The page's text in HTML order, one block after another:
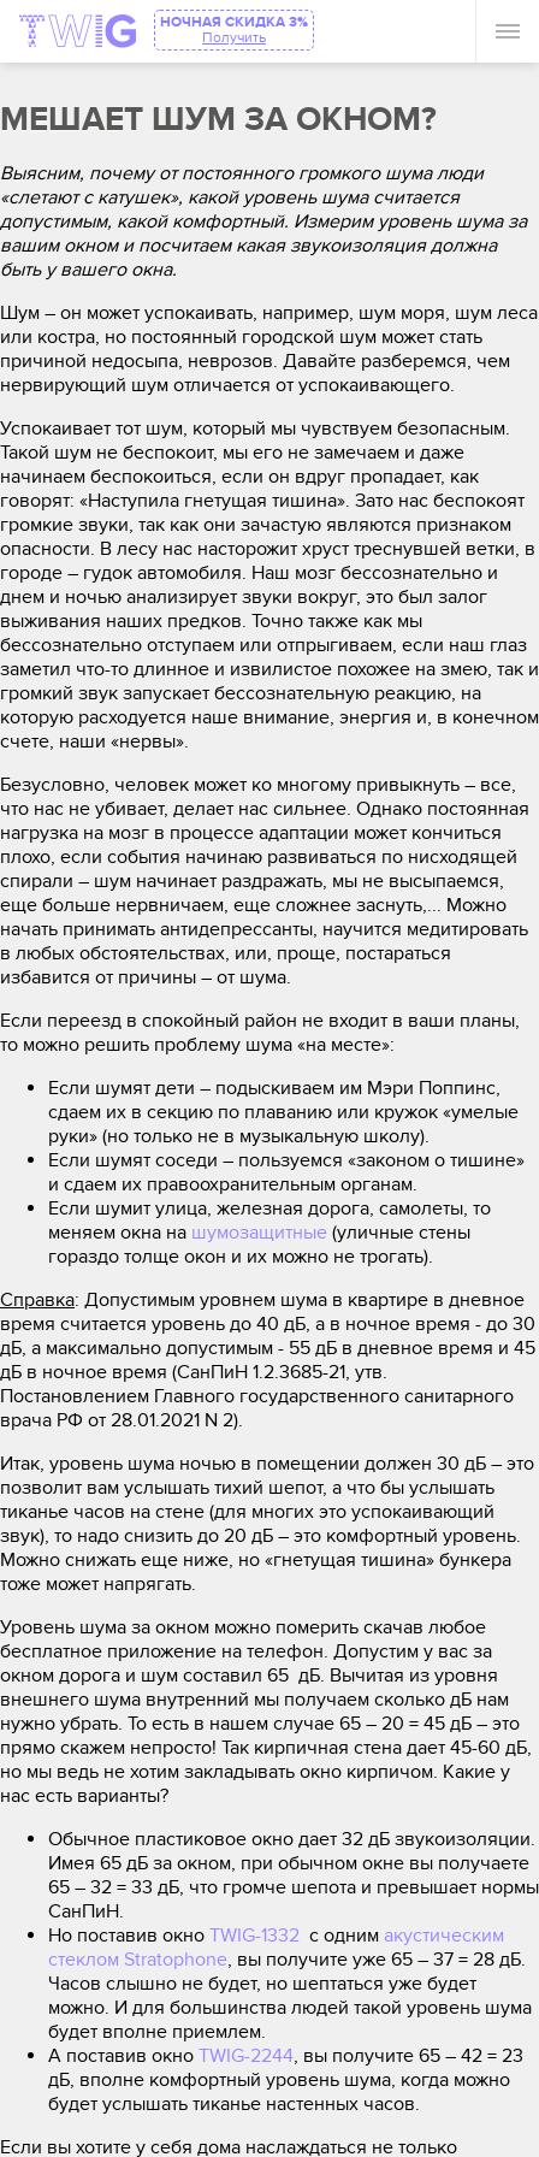
НОЧНАЯ СКИДКА 3%
Получить
МЕШАЕТ ШУМ ЗА ОКНОМ?
Выясним, почему от постоянного громкого шума люди
«слетают с катушек», какой уровень шума считается
допустимым, какой комфортный. Измерим уровень шума за
вашим окном и посчитаем какая звукоизоляция должна
быть у вашего окна.
Шум – он может успокаивать, например, шум моря, шум леса
или костра, но постоянный городской шум может стать
причиной недосыпа, неврозов. Давайте разберемся, чем
нервирующий шум отличается от успокаивающего.
Успокаивает тот шум, который мы чувствуем безопасным.
Такой шум не беспокоит, мы его не замечаем и даже
начинаем беспокоиться, если он вдруг пропадает, как
говорят: «Наступила гнетущая тишина». Зато нас беспокоят
громкие звуки, так как они зачастую являются признаком
опасности. В лесу нас насторожит хруст треснувшей ветки, в
городе – гудок автомобиля. Наш мозг бессознательно и
днем и ночью анализирует звуки вокруг, это был залог
выживания наших предков. Точно также как мы
бессознательно отступаем или отпрыгиваем, если наш глаз
заметил что-то длинное и извилистое похожее на змею, так и
громкий звук запускает бессознательную реакцию, на
которую расходуется наше внимание, энергия и, в конечном
счете, наши «нервы».
Безусловно, человек может ко многому привыкнуть – все,
что нас не убивает, делает нас сильнее. Однако постоянная
нагрузка на мозг в процессе адаптации может кончиться
плохо, если события начинаю развиваться по нисходящей
спирали – шум начинает раздражать, мы не высыпаемся,
еще больше нервничаем, еще сложнее заснуть,... Можно
начать принимать антидепрессанты, научится медитировать
в любых обстоятельствах, или, проще, постараться
избавится от причины – от шума.
Если переезд в спокойный район не входит в ваши планы,
то можно решить проблему шума «на месте»:
Если шумят дети – подыскиваем им Мэри Поппинс,
сдаем их в секцию по плаванию или кружок «умелые
руки» (но только не в музыкальную школу).
Если шумят соседи – пользуемся «законом о тишине»
и сдаем их правоохранительным органам.
Если шумит улица, железная дорога, самолеты, то
меняем окна на шумозащитные (уличные стены
гораздо толще окон и их можно не трогать).
Справка: Допустимым уровнем шума в квартире в дневное
время считается уровень до 40 дБ, а в ночное время - до 30
дБ, а максимально допустимым - 55 дБ в дневное время и 45
дБ в ночное время (СанПиН 1.2.3685-21, утв.
Постановлением Главного государственного санитарного
врача РФ от 28.01.2021 N 2).
Итак, уровень шума ночью в помещении должен 30 дБ – это
позволит вам услышать тихий шепот, а что бы услышать
тиканье часов на стене (для многих это успокаивающий
звук), то надо снизить до 20 дБ – это комфортный уровень.
Можно снижать еще ниже, но «гнетущая тишина» бункера
тоже может напрягать.
Уровень шума за окном можно померить скачав любое
бесплатное приложение на телефон. Допустим у вас за
окном дорога и шум составил 65 дБ. Вычитая из уровня
внешнего шума внутренний мы получаем сколько дБ нам
нужно убрать. То есть в нашем случае 65 – 20 = 45 дБ – это
прямо скажем непросто! Так кирпичная стена дает 45-60 дБ,
но мы ведь не хотим закладывать окно кирпичом. Какие у
нас есть варианты?
Обычное пластиковое окно дает 32 дБ звукоизоляции.
Имея 65 дБ за окном, при обычном окне вы получаете
65 – 32 = 33 дБ, что громче шепота и превышает нормы
СанПиН.
Но поставив окно TWIG-1332 с одним акустическим
стеклом Stratophone, вы получите уже 65 – 37 = 28 дБ.
Часов слышно не будет, но шептаться уже будет
можно. И для большинства людей такой уровень шума
будет вполне приемлем.
А поставив окно TWIG-2244, вы получите 65 – 42 = 23
дБ, вполне комфортный уровень шума, когда можно
будет услышать тиканье настенных часов.
Если вы хотите у себя дома наслаждаться не только